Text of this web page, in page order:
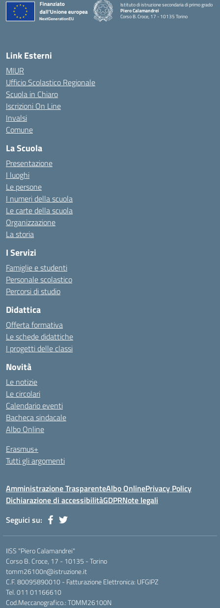
Istituto di istruzione secondaria di primo grado
Piero Calamandrei
Corso B. Croce, 17 - 10135 Torino
Link Esterni
MIUR
Ufficio Scolastico Regionale
Scuola in Chiaro
Iscrizioni On Line
Invalsi
Comune
La Scuola
Presentazione
I luoghi
Le persone
I numeri della scuola
Le carte della scuola
Organizzazione
La storia
I Servizi
Famiglie e studenti
Personale scolastico
Percorsi di studio
Didattica
Offerta formativa
Le schede didattiche
I progetti delle classi
Novità
Le notizie
Le circolari
Calendario eventi
Bacheca sindacale
Albo Online
Erasmus+
Tutti gli argomenti
Amministrazione TrasparenteAlbo OnlinePrivacy Policy
Dichiarazione di accessibilitàGDPRNote legali
Seguici su:
IISS "Piero Calamandrei"
Corso B. Croce, 17 - 10135 - Torino
tomm26100n@istruzione.it
C.F. 80095890010 - Fatturazione Elettronica: UFGIPZ
Tel. 011 01166610
Cod.Meccanografico.: TOMM26100N